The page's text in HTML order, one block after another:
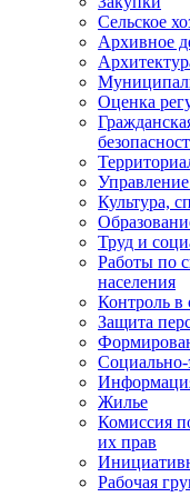
Сельское
Архивное
Оценка
Культура,
Труд и
Работы по
населения
Контроль в
Защита
Социально-
Жилье
Комиссия
их прав
Рабочая